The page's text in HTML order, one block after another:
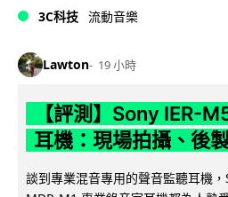
3C科技 流動音樂
Lawton 19 小時
【評測】Sony IER-
耳機：現場拍攝、後
談到專業混音專用的聲音監聽耳機